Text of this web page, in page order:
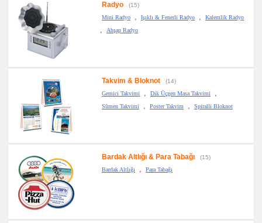
Radyo
(15)
Mini Radyo
, Işıklı & Fenerli Radyo , Kalemlik Radyo
, Ahşap Radyo
Takvim & Bloknot
(14)
Gemici Takvimi
, Dik Üçgen Masa Takvimi ,
Sümen Takvimi , Poster Takvim , Spiralli Bloknot
Bardak Altlığı & Para Tabağı
(15)
Bardak Altlığı
, Para Tabağı